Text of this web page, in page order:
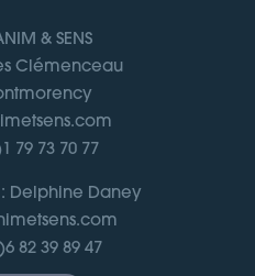
& SENS
Clémenceau
79 73 70 77
Delphine Daney
82 39 89 47